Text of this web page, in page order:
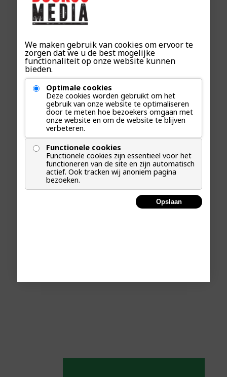
We maken gebruik van cookies om ervoor te
zorgen dat we u de best mogelijke
functionaliteit op onze website kunnen
bieden.
Optimale cookies
Deze cookies worden gebruikt om het
gebruik van onze website te optimaliseren
door te meten hoe bezoekers omgaan met
onze website en om de website te blijven
verbeteren.
Functionele cookies
Functionele cookies zijn essentieel voor het
functioneren van de site en zijn automatisch
actief. Ook tracken wij anoniem pagina
bezoeken.
Opslaan